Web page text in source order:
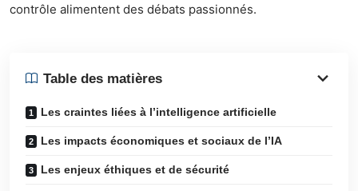
contrôle alimentent des débats passionnés.
Table des matières
Les craintes liées à l’intelligence artificielle
Les impacts économiques et sociaux de l’IA
Les enjeux éthiques et de sécurité